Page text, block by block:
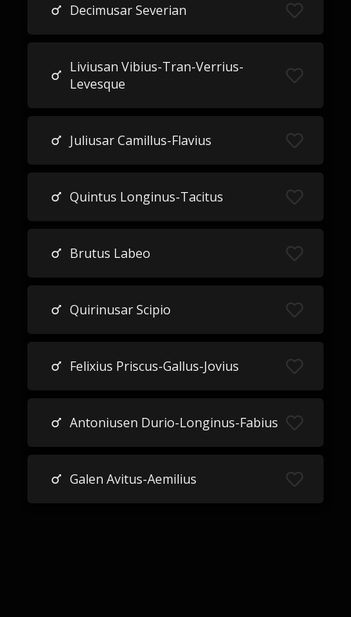
Decimusar Severian
Liviusan Vibius-Tran-Verrius-
Levesque
Juliusar Camillus-Flavius
Quintus Longinus-Tacitus
Brutus Labeo
Quirinusar Scipio
Felixius Priscus-Gallus-Jovius
Antoniusen Durio-Longinus-Fabius
Galen Avitus-Aemilius